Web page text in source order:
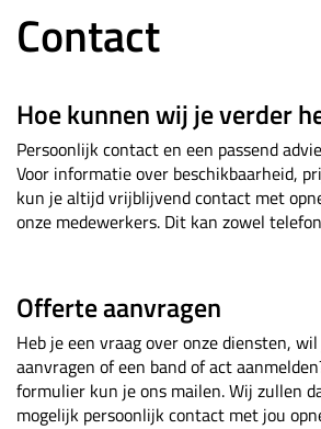
Contact
Hoe kunnen wij je verder
Persoonlijk contact en een passend
Voor informatie over beschikbaarheid,
kun je altijd vrijblijvend contact met
onze medewerkers. Dit kan zowel
Offerte aanvragen
Heb je een vraag over onze diensten,
aanvragen of een band of act
formulier kun je ons mailen. Wij zullen
mogelijk persoonlijk contact met jou